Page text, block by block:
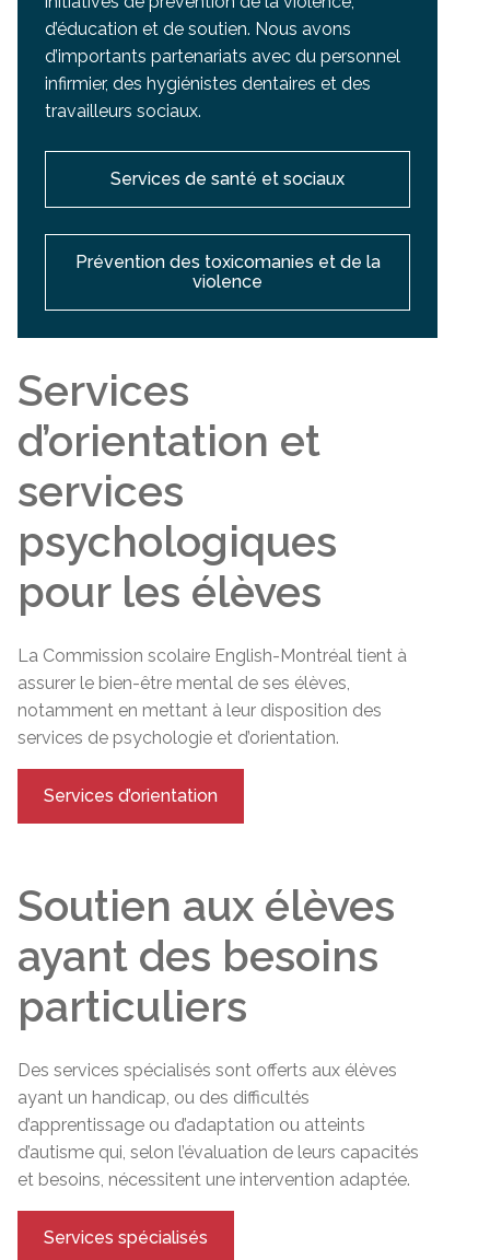
d’éducation et de soutien. Nous avons
d’importants partenariats avec du personnel
infirmier, des hygiénistes dentaires et des
travailleurs sociaux.
Services de santé et sociaux
Prévention des toxicomanies et de la
violence
Services
d’orientation et
services
psychologiques
pour les élèves
La Commission scolaire English-Montréal tient à
assurer le bien-être mental de ses élèves,
notamment en mettant à leur disposition des
services de psychologie et d’orientation.
Services d’orientation
Soutien aux élèves
ayant des besoins
particuliers
Des services spécialisés sont offerts aux élèves
ayant un handicap, ou des difficultés
d’apprentissage ou d’adaptation ou atteints
d’autisme qui, selon l’évaluation de leurs capacités
et besoins, nécessitent une intervention adaptée.
Services spécialisés